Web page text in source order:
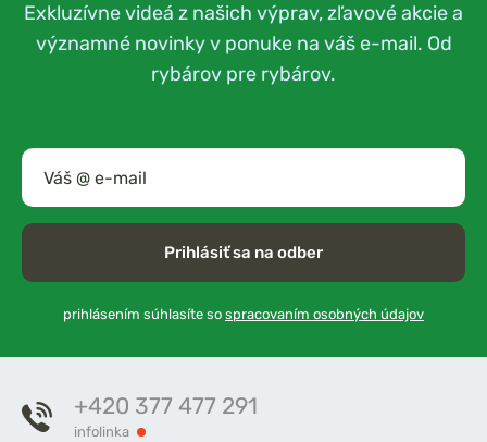
Exkluzívne videá z našich výprav, zľavové akcie a
významné novinky v ponuke na váš e-mail. Od
rybárov pre rybárov.
Prihlásiť sa na odber
prihlásením súhlasíte so spracovaním osobných údajov
+420 377 477 291
infolinka